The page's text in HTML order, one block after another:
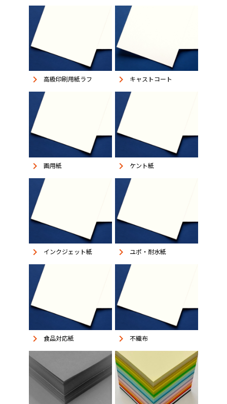
keyboard_arrow_right 高級印刷用紙ラフ keyboard_arrow_right キャストコート
keyboard_arrow_right 画用紙 keyboard_arrow_right ケント紙
keyboard_arrow_right インクジェット紙 keyboard_arrow_right ユポ・耐水紙
keyboard_arrow_right 食品対応紙 keyboard_arrow_right 不織布